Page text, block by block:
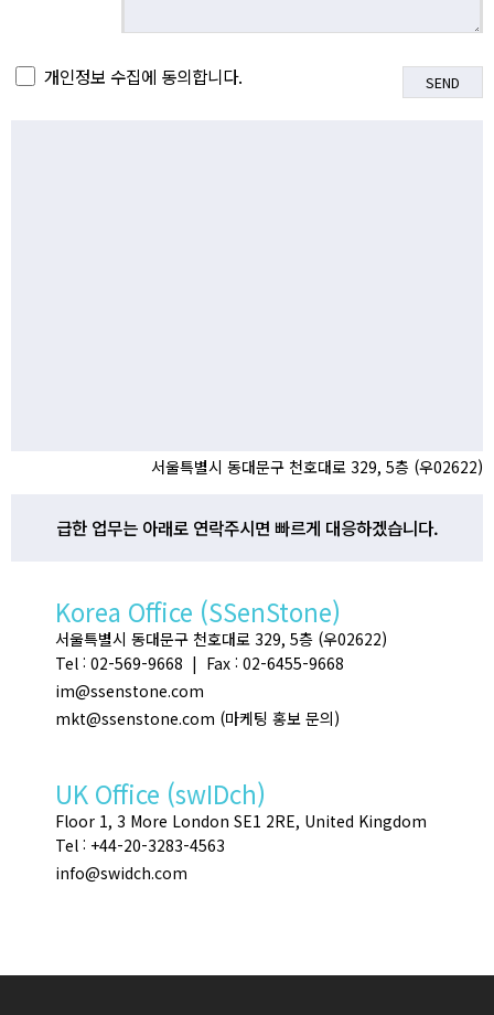
개인정보 수집에 동의합니다.
서울특별시 동대문구 천호대로 329, 5층 (우02622)
급한 업무는 아래로 연락주시면 빠르게 대응하겠습니다.
Korea Office (SSenStone)
서울특별시 동대문구 천호대로 329, 5층 (우02622)
Tel : 02-569-9668 | Fax : 02-6455-9668
im@ssenstone.com
mkt@ssenstone.com (마케팅 홍보 문의)
UK Office (swIDch)
Floor 1, 3 More London SE1 2RE, United Kingdom
Tel : +44-20-3283-4563
info@swidch.com